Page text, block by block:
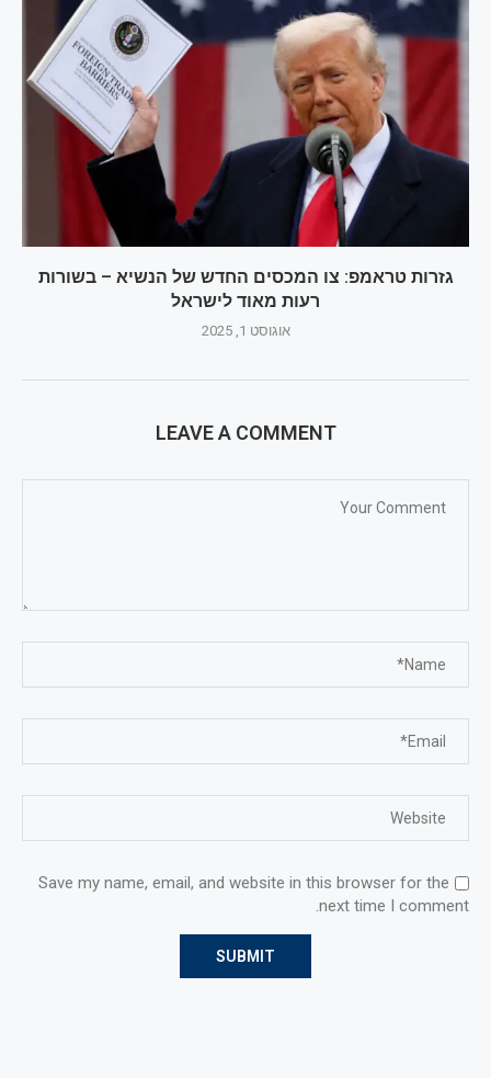
גזרות טראמפ: צו המכסים החדש של הנשיא – בשורות
רעות מאוד לישראל
אוגוסט 1, 2025
LEAVE A COMMENT
Save my name, email, and website in this browser for the
next time I comment.